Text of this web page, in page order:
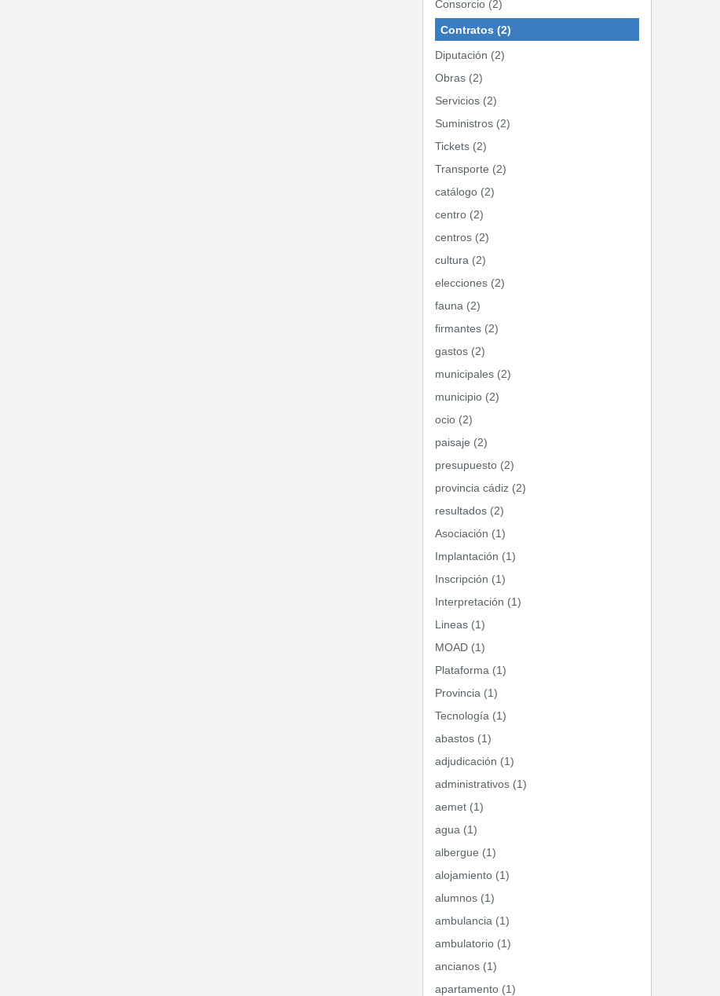
Consorcio (2)
Contratos (2)
Diputación (2)
Obras (2)
Servicios (2)
Suministros (2)
Tickets (2)
Transporte (2)
catálogo (2)
centro (2)
centros (2)
cultura (2)
elecciones (2)
fauna (2)
firmantes (2)
gastos (2)
municipales (2)
municipio (2)
ocio (2)
paisaje (2)
presupuesto (2)
provincia cádiz (2)
resultados (2)
Asociación (1)
Implantación (1)
Inscripción (1)
Interpretación (1)
Lineas (1)
MOAD (1)
Plataforma (1)
Provincia (1)
Tecnología (1)
abastos (1)
adjudicación (1)
administrativos (1)
aemet (1)
agua (1)
albergue (1)
alojamiento (1)
alumnos (1)
ambulancia (1)
ambulatorio (1)
ancianos (1)
apartamento (1)